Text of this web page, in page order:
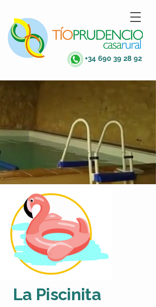
+34 690 39 28 92
La Piscinita